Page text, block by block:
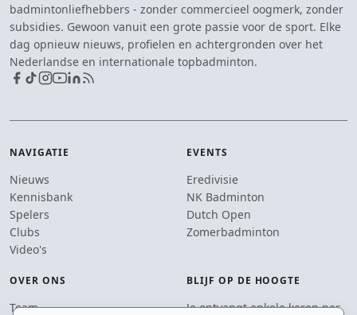
badmintonliefhebbers - zonder commercieel oogmerk, zonder
subsidies. Gewoon vanuit een grote passie voor de sport. Elke
dag opnieuw nieuws, profielen en achtergronden over het
Nederlandse en internationale topbadminton.
NAVIGATIE
Nieuws
Kennisbank
Spelers
Clubs
Video's
EVENTS
Eredivisie
NK Badminton
Dutch Open
Zomerbadminton
OVER ONS
Team
BLIJF OP DE HOOGTE
Je ontvangt enkele keren per